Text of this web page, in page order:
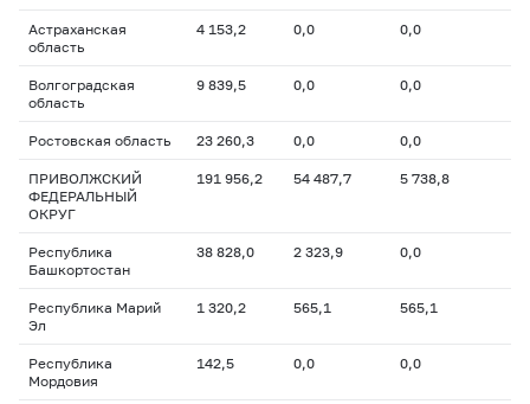
Астраханская
область
4 153,2 0,0 0,0
Волгоградская
область
9 839,5 0,0 0,0
Ростовская область 23 260,3 0,0 0,0
ПРИВОЛЖСКИЙ
ФЕДЕРАЛЬНЫЙ
ОКРУГ
191 956,2 54 487,7 5 738,8
Республика
Башкортостан
38 828,0 2 323,9 0,0
Республика Марий
Эл
1 320,2 565,1 565,1
Республика
Мордовия
142,5 0,0 0,0